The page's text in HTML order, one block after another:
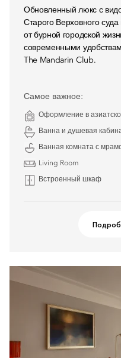
Обновленный люкс с
Старого Верховного
от бурной городской
современными
The Mandarin Club.
Самое важное:
Оформление в
Ванна и душевая
Ванная комната с
Living Room
Встроенный шкаф